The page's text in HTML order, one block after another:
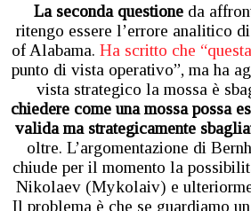
La seconda questione da
ritengo essere l’errore analitico
of Alabama. Ha scritto che
punto di vista operativo”, ma ha
vista strategico la mossa è
chiedere come una mossa possa
valida ma strategicamente
oltre. L’argomentazione di
chiude per il momento la
Nikolaev (Mykolaiv) e
Il problema è che se guardiamo